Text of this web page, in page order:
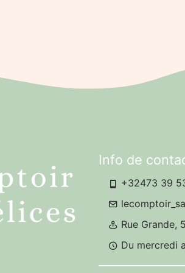
Info de
+32473 39
Rue Grande,
Du mercredi